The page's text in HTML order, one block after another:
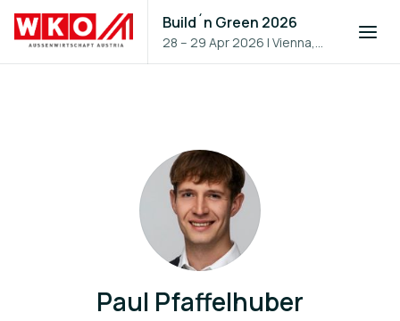
Build´n Green 2026
28 – 29 Apr 2026 |Vienna,
Austria
Paul Pfaffelhuber